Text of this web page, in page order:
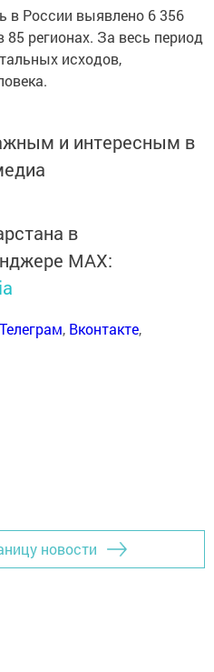
в России выявлено 6 356
регионах. За весь период
исходов,
и интересным в
в
MАХ:
Телеграм, Вконтакте,
новости